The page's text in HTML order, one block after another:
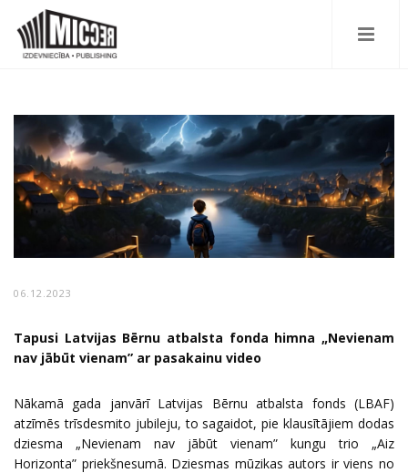
06.12.2023
Tapusi Latvijas Bērnu atbalsta fonda himna „Nevienam
nav jābūt vienam” ar pasakainu video
Nākamā gada janvārī Latvijas Bērnu atbalsta fonds (LBAF)
atzīmēs trīsdesmito jubileju, to sagaidot, pie klausītājiem dodas
dziesma „Nevienam nav jābūt vienam” kungu trio „Aiz
Horizonta” priekšnesumā. Dziesmas mūzikas autors ir viens no